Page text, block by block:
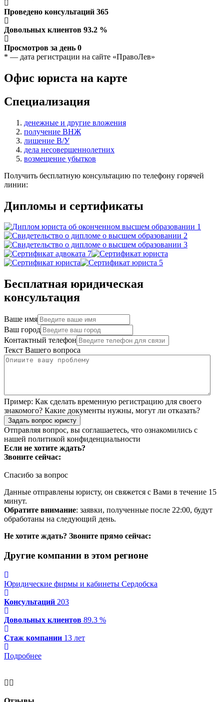
Проведено консультаций 365
Довольных клиентов 93.2 %
Просмотров за день 0
* — дата регистрации на сайте «ПравоЛев»
Офис юриста на карте
Специализация
денежные и другие вложения
получение ВНЖ
лишение В/У
дела несовершеннолетних
возмещение убытков
Получить бесплатную консультацию по телефону горячей
линии:
Дипломы и сертификаты
Бесплатная юридическая
консультация
Ваше имя
Ваш город
Контактный телефон
Текст Вашего вопроса
Пример: Как сделать временную регистрацию для своего
знакомого? Какие документы нужны, могут ли отказать?
Задать вопрос юристу
Отправляя вопрос, вы соглашаетесь, что ознакомились с
нашей политикой конфиденциальности
Если не хотите ждать?
Звоните сейчас:
Спасибо за вопрос
Данные отправлены юристу, он свяжется с Вами в течение 15
минут.
Обратите внимание: заявки, полученные после 22:00, будут
обработаны на следующий день.
Не хотите ждать? Звоните прямо сейчас:
Другие компании в этом регионе
Юридические фирмы и кабинеты Сердобска
Консультаций 203
Довольных клиентов 89.3 %
Стаж компании 13 лет
Подробнее